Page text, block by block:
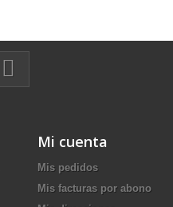
Mi cuenta
Mis pedidos
Mis facturas por abono